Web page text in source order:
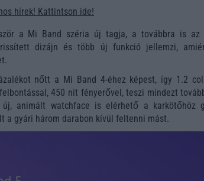
hírek! Kattintson ide!
a Mi Band széria új tagja, a továbbra is az
dizájn és több új funkció jellemzi,
nőtt a Mi Band 4-éhez képest, így 1.2
450 nit fényerővel, teszi mindezt
új, animált watchface is elérhető a karkötőhöz
a gyári három darabon kívül feltenni mást.